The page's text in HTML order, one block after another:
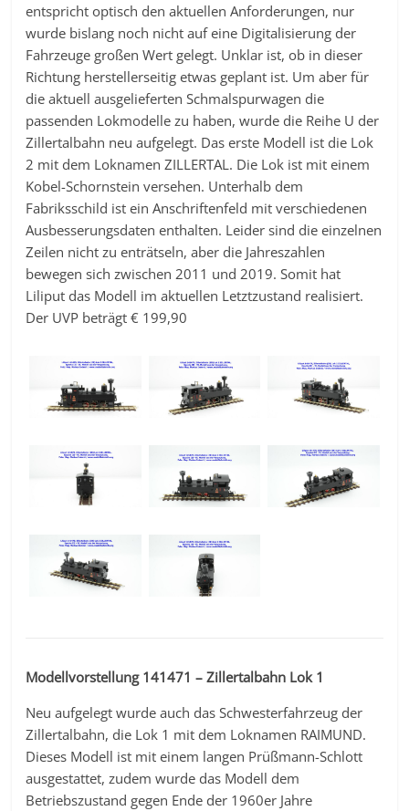
entspricht optisch den aktuellen Anforderungen, nur
wurde bislang noch nicht auf eine Digitalisierung der
Fahrzeuge großen Wert gelegt. Unklar ist, ob in dieser
Richtung herstellerseitig etwas geplant ist. Um aber für
die aktuell ausgelieferten Schmalspurwagen die
passenden Lokmodelle zu haben, wurde die Reihe U der
Zillertalbahn neu aufgelegt. Das erste Modell ist die Lok
2 mit dem Loknamen ZILLERTAL. Die Lok ist mit einem
Kobel-Schornstein versehen. Unterhalb dem
Fabriksschild ist ein Anschriftenfeld mit verschiedenen
Ausbesserungsdaten enthalten. Leider sind die einzelnen
Zeilen nicht zu enträtseln, aber die Jahreszahlen
bewegen sich zwischen 2011 und 2019. Somit hat
Liliput das Modell im aktuellen Letztzustand realisiert.
Der UVP beträgt € 199,90
Modellvorstellung 141471 – Zillertalbahn Lok 1
Neu aufgelegt wurde auch das Schwesterfahrzeug der
Zillertalbahn, die Lok 1 mit dem Loknamen RAIMUND.
Dieses Modell ist mit einem langen Prüßmann-Schlott
ausgestattet, zudem wurde das Modell dem
Betriebszustand gegen Ende der 1960er Jahre